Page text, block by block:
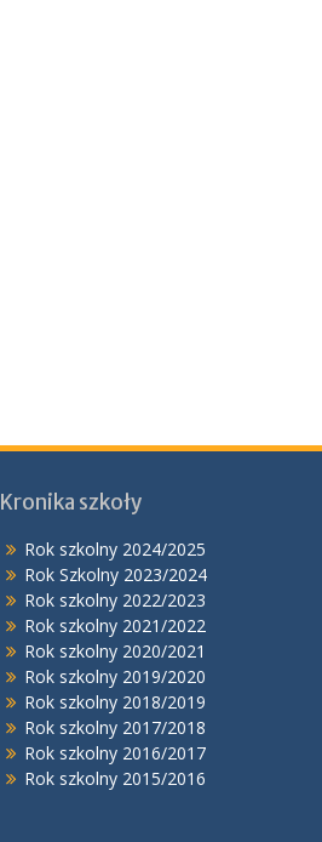
Kronika szkoły
Rok szkolny 2024/2025
Rok Szkolny 2023/2024
Rok szkolny 2022/2023
Rok szkolny 2021/2022
Rok szkolny 2020/2021
Rok szkolny 2019/2020
Rok szkolny 2018/2019
Rok szkolny 2017/2018
Rok szkolny 2016/2017
Rok szkolny 2015/2016